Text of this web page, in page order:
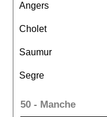
Angers
Cholet
Saumur
Segre
50 - Manche